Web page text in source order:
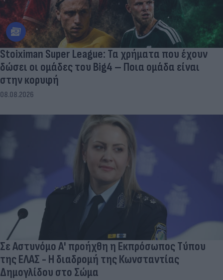
Stoiximan Super League: Τα χρήματα που έχουν
δώσει οι ομάδες του Big4 – Ποια ομάδα είναι
στην κορυφή
08.08.2026
Σε Αστυνόμο Α' προήχθη η Εκπρόσωπος Τύπου
της ΕΛΑΣ - Η διαδρομή της Κωνσταντίας
Δημογλίδου στο Σώμα